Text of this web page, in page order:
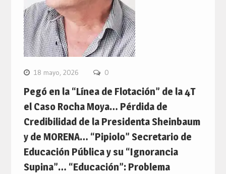
18 mayo, 2026 0
Pegó en la “Línea de Flotación” de la 4T
el Caso Rocha Moya… Pérdida de
Credibilidad de la Presidenta Sheinbaum
y de MORENA… “Pipiolo” Secretario de
Educación Pública y su “Ignorancia
Supina”… “Educación”: Problema